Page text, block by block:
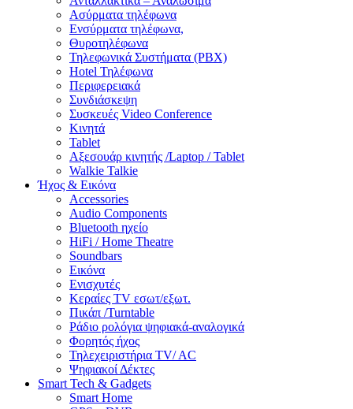
Ασύρματα τηλέφωνα
Ενσύρματα τηλέφωνα,
Θυροτηλέφωνα
Τηλεφωνικά Συστήματα (PBX)
Hotel Τηλέφωνα
Περιφερειακά
Συνδιάσκεψη
Συσκευές Video Conference
Κινητά
Tablet
Αξεσουάρ κινητής /Laptop / Tablet
Walkie Talkie
Ήχος & Εικόνα
Accessories
Audio Components
Bluetooth ηχείο
HiFi / Home Theatre
Soundbars
Εικόνα
Ενισχυτές
Κεραίες TV εσωτ/εξωτ.
Πικάπ /Turntable
Ράδιο ρολόγια ψηφιακά-αναλογικά
Φορητός ήχος
Τηλεχειριστήρια TV/ AC
Ψηφιακοί Δέκτες
Smart Tech & Gadgets
Smart Home